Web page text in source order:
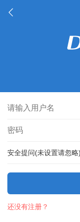
安全提问(未设置请忽略)
还没有注册？